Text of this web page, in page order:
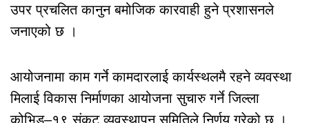
उपर प्रचलित कानुन बमोजिक कारवाही हुने प्रशासनले
जनाएको छ ।
आयोजनामा काम गर्ने कामदारलाई कार्यस्थलमै रहने व्यवस्था
मिलाई विकास निर्माणका आयोजना सुचारु गर्ने जिल्ला
कोभिड–१९ संकट व्यवस्थापन समितिले निर्णय गरेको छ ।